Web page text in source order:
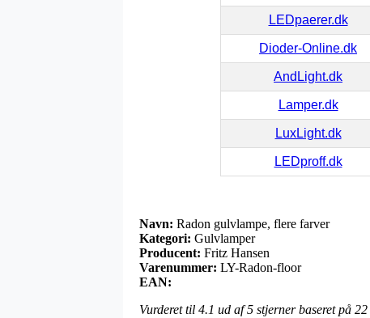
LEDpaerer.dk
Dioder-Online.dk
AndLight.dk
Lamper.dk
LuxLight.dk
LEDproff.dk
Navn: Radon gulvlampe, flere farver
Kategori: Gulvlamper
Producent: Fritz Hansen
Varenummer: LY-Radon-floor
EAN:
Vurderet til 4.1 ud af 5 stjerner baseret på 22